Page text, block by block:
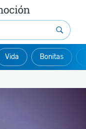
Vida Bonitas